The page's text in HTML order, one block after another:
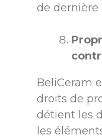
de dernière
BeliCeram
droits de
détient les
les